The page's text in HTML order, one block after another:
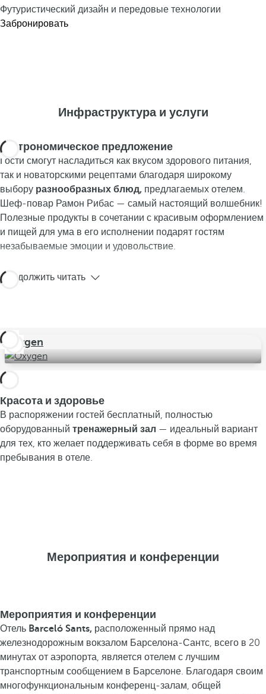
Футуристический дизайн и передовые технологии
Забронировать
Инфраструктура и услуги
Гастрономическое предложение
Гости смогут насладиться как вкусом здорового питания,
так и новаторскими рецептами благодаря широкому
выбору разнообразных блюд, предлагаемых отелем.
Шеф-повар Рамон Рибас — самый настоящий волшебник!
Полезные продукты в сочетании с красивым оформлением
и пищей для ума в его исполнении подарят гостям
незабываемые эмоции и удовольствие.
Продолжить читать
Oxygen
Красота и здоровье
В распоряжении гостей бесплатный, полностью
оборудованный тренажерный зал — идеальный вариант
для тех, кто желает поддерживать себя в форме во время
пребывания в отеле.
Мероприятия и конференции
Мероприятия и конференции
Отель Barceló Sants, расположенный прямо над
железнодорожным вокзалом Барселона-Сантс, всего в 20
минутах от аэропорта, является отелем с лучшим
транспортным сообщением в Барселоне. Благодаря своим
многофункциональным конференц-залам, общей